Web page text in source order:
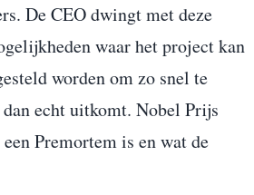
De CEO dwingt met deze
waar het project kan
worden om zo snel te
echt uitkomt. Nobel Prijs
Premortem is en wat de